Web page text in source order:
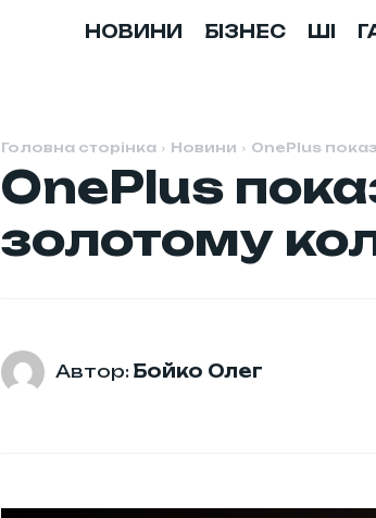
НОВИНИ БІЗНЕС ШІ
Головна сторінка Новини OnePlus
OnePlus
золотому
Автор: Бойко Олег